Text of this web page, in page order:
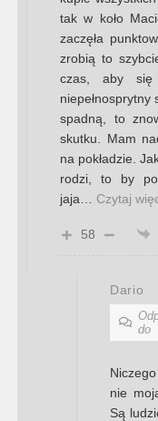
tak w koło
zaczęła
zrobią to
czas, aby
spadną, to
skutku. Mam
na pokładzie.
rodzi, to by
jaja
Czytaj
58
Dario
do
nie
Są